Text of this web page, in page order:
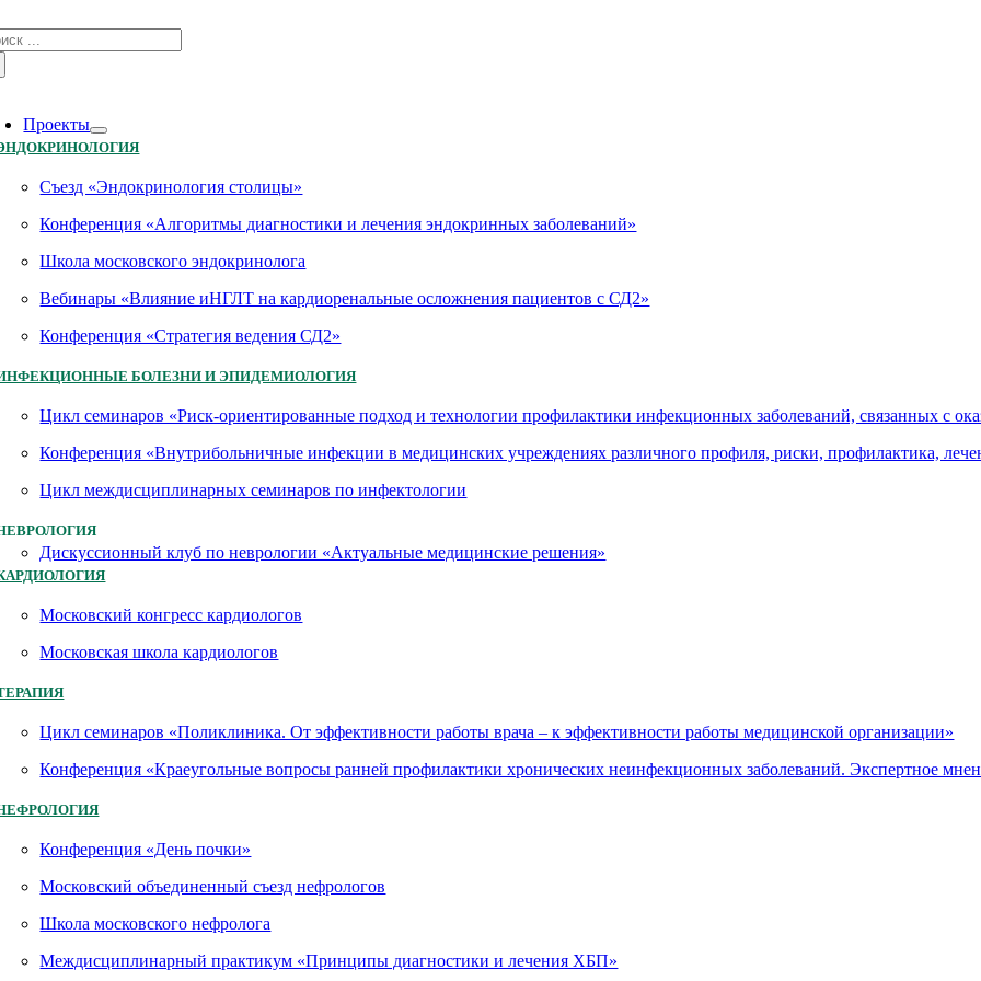
to
content
Проекты
Съезд «Эндокринология столицы»
Конференция «Алгоритмы диагностики и лечения эндокринных заболеваний»
Школа московского эндокринолога
Вебинары «Влияние иНГЛТ на кардиоренальные осложнения пациентов с СД2»
Конференция «Стратегия ведения СД2»
БОЛЕЗНИ И ЭПИДЕМИОЛОГИЯ
Цикл семинаров «Риск-ориентированные подход и технологии профилактики инфекционных заболеваний, связанных с
Конференция «Внутрибольничные инфекции в медицинских учреждениях различного профиля, риски, профилактика,
Цикл междисциплинарных семинаров по инфектологии
Дискуссионный клуб по неврологии «Актуальные медицинские решения»
Московский конгресс кардиологов
Московская школа кардиологов
Цикл семинаров «Поликлиника. От эффективности работы врача – к эффективности работы медицинской организации»
Конференция «Краеугольные вопросы ранней профилактики хронических неинфекционных заболеваний. Экспертное
Конференция «День почки»
Московский объединенный съезд нефрологов
Школа московского нефролога
Междисциплинарный практикум «Принципы диагностики и лечения ХБП»